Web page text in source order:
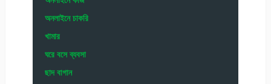
অনলাইনে চাকরি
খামার
ঘরে বসে ব্যবসা
ছাদ বাগান